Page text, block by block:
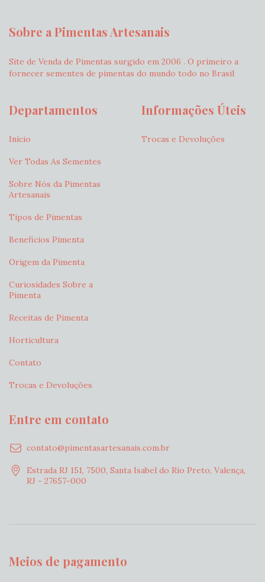
Sobre a Pimentas Artesanais
Site de Venda de Pimentas surgido em 2006 . O primeiro a
fornecer sementes de pimentas do mundo todo no Brasil
Departamentos
Início
Ver Todas As Sementes
Sobre Nós da Pimentas
Artesanais
Tipos de Pimentas
Beneficios Pimenta
Origem da Pimenta
Curiosidades Sobre a
Pimenta
Receitas de Pimenta
Horticultura
Contato
Trocas e Devoluções
Informações Úteis
Trocas e Devoluções
Entre em contato
contato@pimentasartesanais.com.br
Estrada RJ 151, 7500, Santa Isabel do Rio Preto, Valença,
RJ - 27657-000
Meios de pagamento